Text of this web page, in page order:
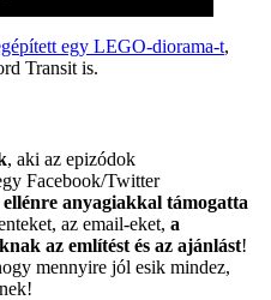
egy LEGO-diorama-t,
Transit is.
, aki az epizódok
Facebook/Twitter
ellénre anyagiakkal támogatta
az email-eket, a
az említést és az ajánlást!
mennyire jól esik mindez,